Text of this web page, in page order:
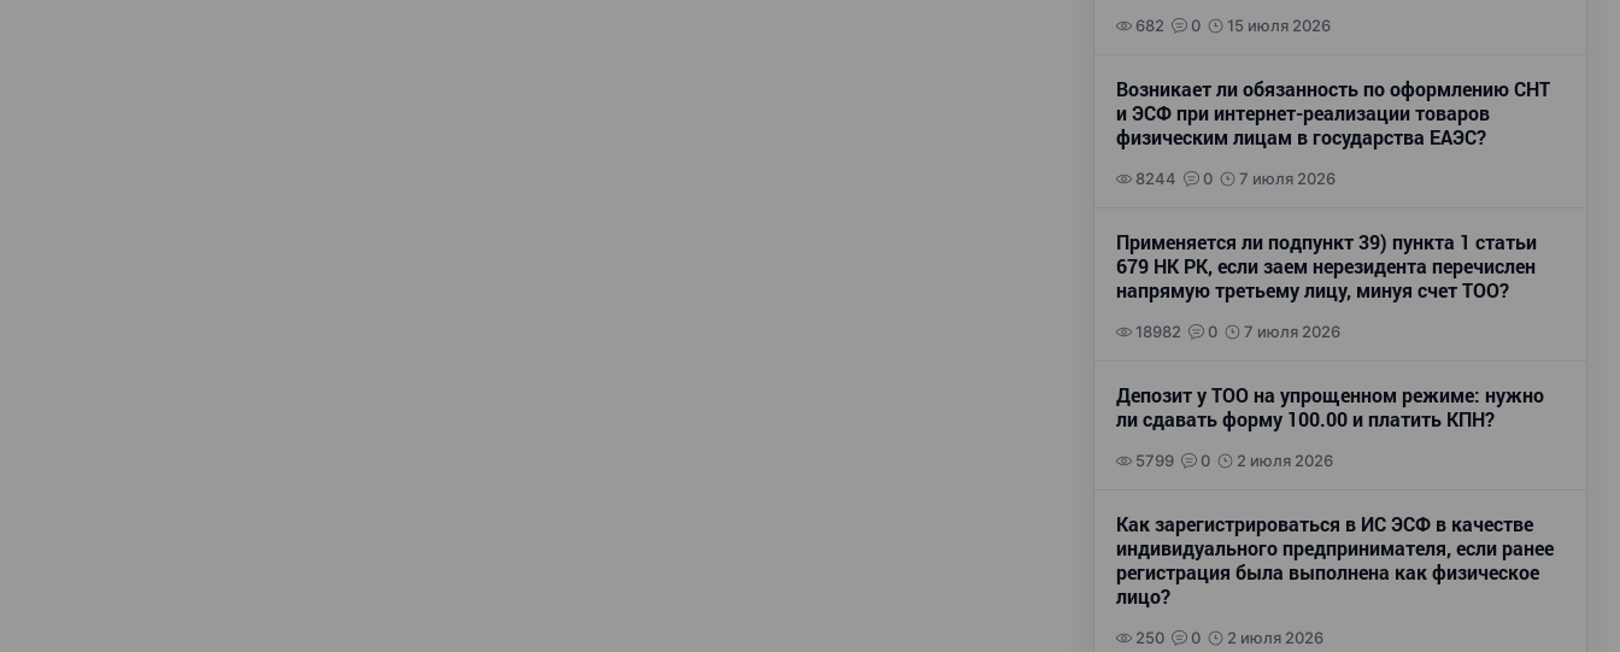
682 0 15 июля 2026
Возникает ли обязанность по оформлению СНТ
и ЭСФ при интернет-реализации товаров
физическим лицам в государства ЕАЭС?
8244 0 7 июля 2026
Применяется ли подпункт 39) пункта 1 статьи
679 НК РК, если заем нерезидента перечислен
напрямую третьему лицу, минуя счет ТОО?
18982 0 7 июля 2026
Депозит у ТОО на упрощенном режиме: нужно
ли сдавать форму 100.00 и платить КПН?
5799 0 2 июля 2026
Как зарегистрироваться в ИС ЭСФ в качестве
индивидуального предпринимателя, если ранее
регистрация была выполнена как физическое
лицо?
250 0 2 июля 2026